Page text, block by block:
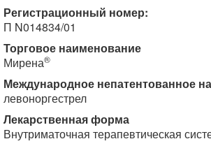
Регистрационный номер:
П N014834/01
Торговое наименование
Мирена®
Международное непатентованное
левоноргестрел
Лекарственная форма
Внутриматочная терапевтическая